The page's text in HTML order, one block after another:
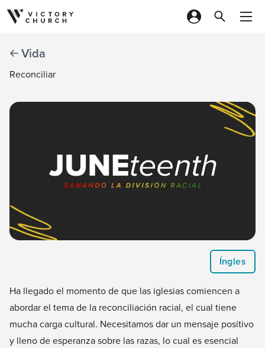
Skip to content
Vida
Reconciliar
Íngles
Ha llegado el momento de que las iglesias comiencen a
abordar el tema de la reconciliación racial, el cual tiene
mucha carga cultural. Necesitamos dar un mensaje positivo
y lleno de esperanza sobre las razas, lo cual es esencial